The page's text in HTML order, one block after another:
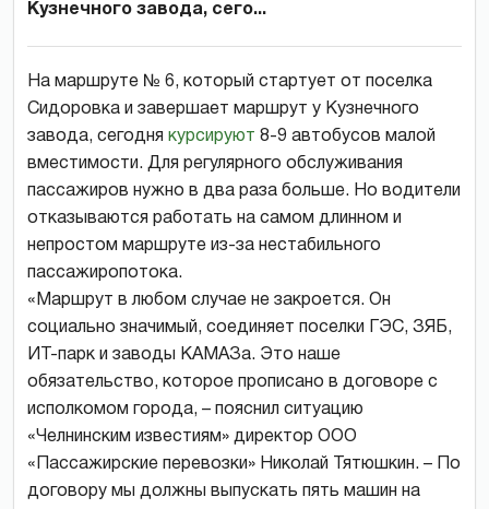
Кузнечного завода, сего...
На маршруте № 6, который стартует от поселка
Сидоровка и завершает маршрут у Кузнечного
завода, сегодня курсируют 8-9 автобусов малой
вместимости. Для регулярного обслуживания
пассажиров нужно в два раза больше. Но водители
отказываются работать на самом длинном и
непростом маршруте из-за нестабильного
пассажиропотока.
«Маршрут в любом случае не закроется. Он
социально значимый, соединяет поселки ГЭС, ЗЯБ,
ИТ-парк и заводы КАМАЗа. Это наше
обязательство, которое прописано в договоре с
исполкомом города, – пояснил ситуацию
«Челнинским известиям» директор ООО
«Пассажирские перевозки» Николай Тятюшкин. – По
договору мы должны выпускать пять машин на